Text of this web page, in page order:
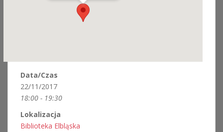
Data/Czas
22/11/2017
18:00 - 19:30
Lokalizacja
Biblioteka Elbląska